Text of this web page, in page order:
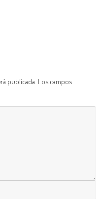
publicada. Los campos